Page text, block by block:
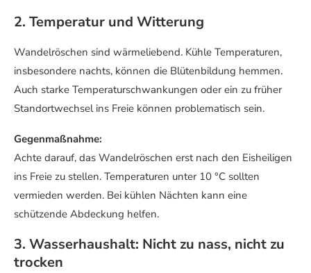
2. Temperatur und Witterung
Wandelröschen sind wärmeliebend. Kühle Temperaturen,
insbesondere nachts, können die Blütenbildung hemmen.
Auch starke Temperaturschwankungen oder ein zu früher
Standortwechsel ins Freie können problematisch sein.
Gegenmaßnahme:
Achte darauf, das Wandelröschen erst nach den Eisheiligen
ins Freie zu stellen. Temperaturen unter 10 °C sollten
vermieden werden. Bei kühlen Nächten kann eine
schützende Abdeckung helfen.
3. Wasserhaushalt: Nicht zu nass, nicht zu
trocken